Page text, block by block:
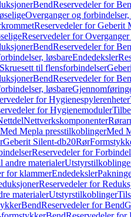
BendReservedeler for
Overganger og forbindelser,
Reservedeler for Geberit
Reservedeler for
BendReservedeler for
løsbareEndedeksler
Skruesett til flensforbindelser
BendReservedeler for
løsbare
for Hygienespylerenheter
for Hygienemoduler
Nettverkskomponenter
Mepla presstilkoblingerMed
Geberit Silent-db20Rør
Reservedeler for
andre materialer
for klammerEndedeksler
Reservedeler for
materialerUtstyrstilkoblinger
BendReservedeler for Bend